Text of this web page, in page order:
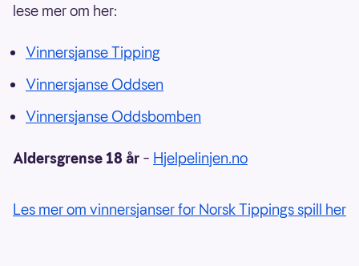
lese mer om her:
Vinnersjanse Tipping
Vinnersjanse Oddsen
Vinnersjanse Oddsbomben
Aldersgrense 18 år – Hjelpelinjen.no
Les mer om vinnersjanser for Norsk Tippings spill her